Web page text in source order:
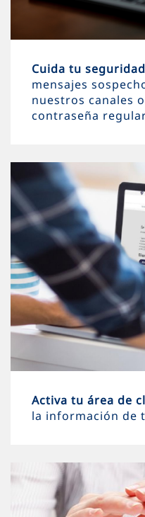
Cuida tu
mensajes
nuestros canales
contraseña
Activa tu área de
la información de